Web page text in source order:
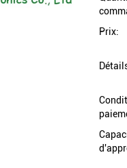
Prix: